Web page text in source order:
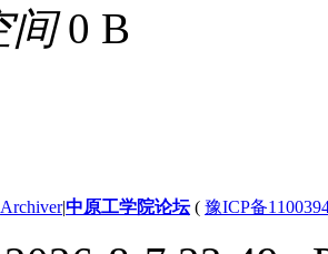
间0 B
Archiver|中原工学院论坛( 豫ICP备